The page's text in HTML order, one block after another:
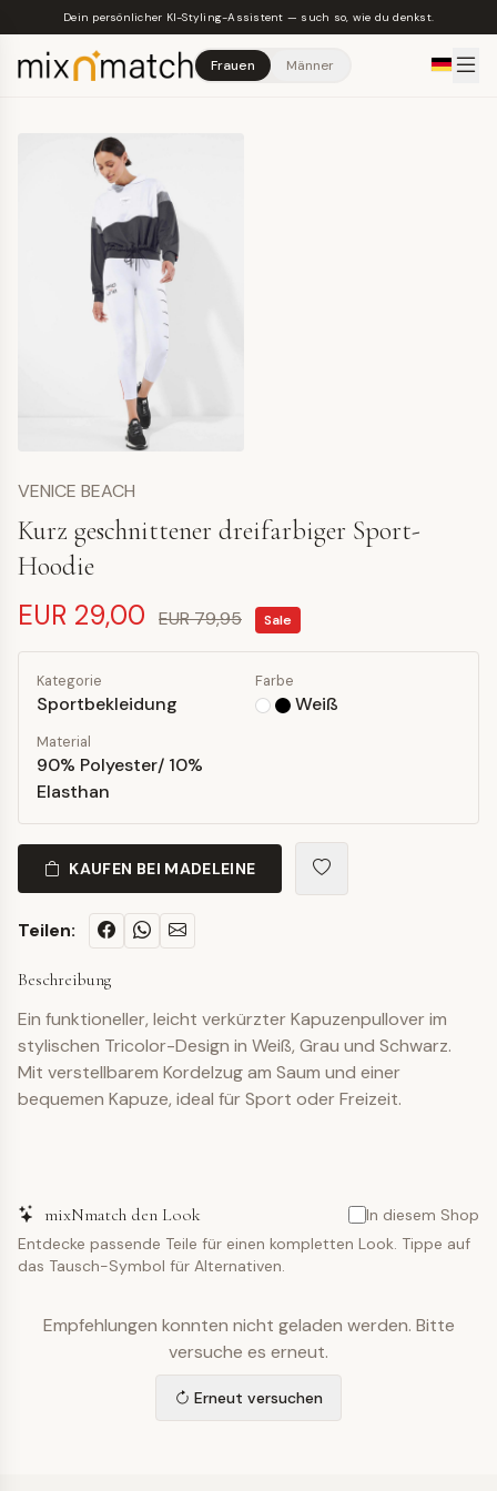
Skip to main content
Dein persönlicher KI-Styling-Assistent — such so, wie du denkst.
Frauen Männer
VENICE BEACH
Kurz geschnittener dreifarbiger Sport-
Hoodie
EUR 29,00 EUR 79,95 Sale
Kategorie
Sportbekleidung
Farbe
Weiß
Material
90% Polyester/ 10%
Elasthan
KAUFEN BEI MADELEINE
Teilen:
Beschreibung
Ein funktioneller, leicht verkürzter Kapuzenpullover im
stylischen Tricolor-Design in Weiß, Grau und Schwarz.
Mit verstellbarem Kordelzug am Saum und einer
bequemen Kapuze, ideal für Sport oder Freizeit.
mixNmatch den Look
In diesem Shop
Entdecke passende Teile für einen kompletten Look. Tippe auf
das Tausch-Symbol für Alternativen.
Empfehlungen konnten nicht geladen werden. Bitte
versuche es erneut.
Erneut versuchen